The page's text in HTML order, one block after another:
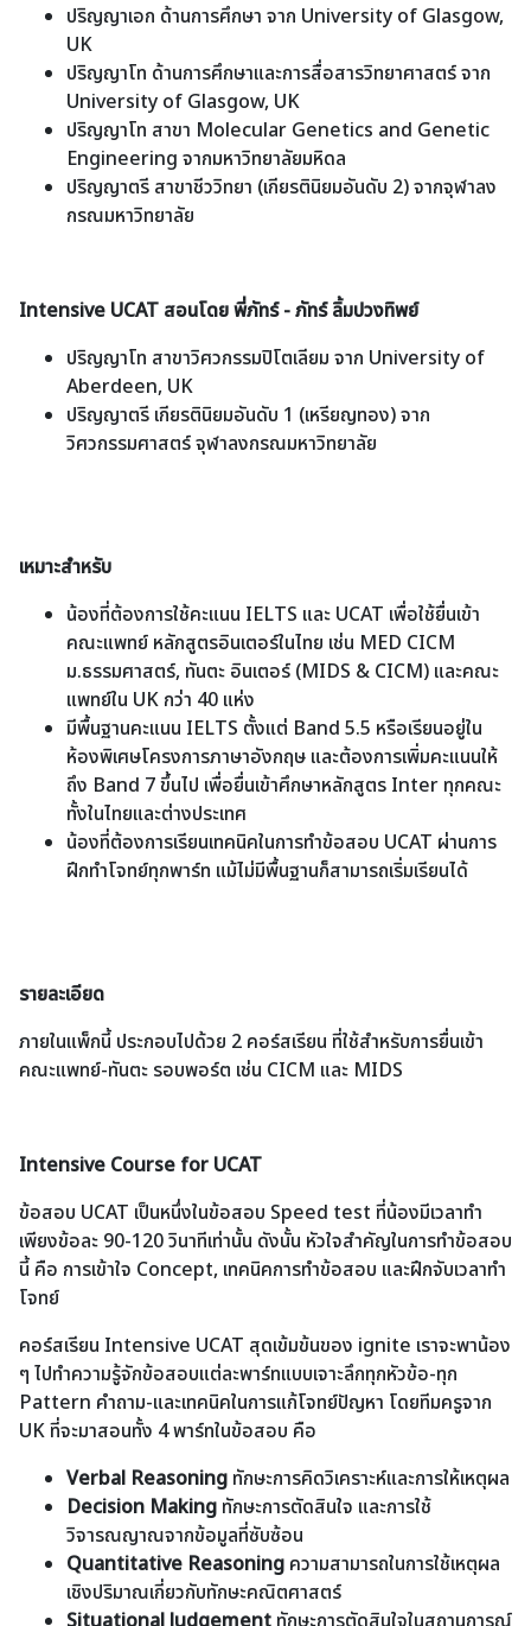
ปริญญาเอก ด้านการศึกษา จาก University of Glasgow,
UK
ปริญญาโท ด้านการศึกษาและการสื่อสารวิทยาศาสตร์ จาก
University of Glasgow, UK
ปริญญาโท สาขา Molecular Genetics and Genetic
Engineering จากมหาวิทยาลัยมหิดล
ปริญญาตรี สาขาชีววิทยา (เกียรตินิยมอันดับ 2) จากจุฬาลง
กรณมหาวิทยาลัย
Intensive UCAT สอนโดย พี่ภัทร์ - ภัทร์ ลิ้มปวงทิพย์
ปริญญาโท สาขาวิศวกรรมปิโตเลียม จาก University of
Aberdeen, UK
ปริญญาตรี เกียรตินิยมอันดับ 1 (เหรียญทอง) จาก
วิศวกรรมศาสตร์ จุฬาลงกรณมหาวิทยาลัย
เหมาะสำหรับ
น้องที่ต้องการใช้คะแนน IELTS และ UCAT เพื่อใช้ยื่นเข้า
คณะแพทย์ หลักสูตรอินเตอร์ในไทย เช่น MED CICM
ม.ธรรมศาสตร์, ทันตะ อินเตอร์ (MIDS & CICM) และคณะ
แพทย์ใน UK กว่า 40 แห่ง
มีพื้นฐานคะแนน IELTS ตั้งแต่ Band 5.5 หรือเรียนอยู่ใน
ห้องพิเศษโครงการภาษาอังกฤษ และต้องการเพิ่มคะแนนให้
ถึง Band 7 ขึ้นไป เพื่อยื่นเข้าศึกษาหลักสูตร Inter ทุกคณะ
ทั้งในไทยและต่างประเทศ
น้องที่ต้องการเรียนเทคนิคในการทำข้อสอบ UCAT ผ่านการ
ฝึกทำโจทย์ทุกพาร์ท แม้ไม่มีพื้นฐานก็สามารถเริ่มเรียนได้
รายละเอียด
ภายในแพ็กนี้ ประกอบไปด้วย 2 คอร์สเรียน ที่ใช้สำหรับการยื่นเข้า
คณะแพทย์-ทันตะ รอบพอร์ต เช่น CICM และ MIDS
Intensive Course for UCAT
ข้อสอบ UCAT เป็นหนึ่งในข้อสอบ Speed test ที่น้องมีเวลาทำ
เพียงข้อละ 90-120 วินาทีเท่านั้น ดังนั้น หัวใจสำคัญในการทำข้อสอบ
นี้ คือ การเข้าใจ Concept, เทคนิคการทำข้อสอบ และฝึกจับเวลาทำ
โจทย์
คอร์สเรียน Intensive UCAT สุดเข้มข้นของ ignite เราจะพาน้อง
ๆ ไปทำความรู้จักข้อสอบแต่ละพาร์ทแบบเจาะลึกทุกหัวข้อ-ทุก
Pattern คำถาม-และเทคนิคในการแก้โจทย์ปัญหา โดยทีมครูจาก
UK ที่จะมาสอนทั้ง 4 พาร์ทในข้อสอบ คือ
Verbal Reasoning ทักษะการคิดวิเคราะห์และการให้เหตุผล
Decision Making ทักษะการตัดสินใจ และการใช้
วิจารณญาณจากข้อมูลที่ซับซ้อน
Quantitative Reasoning ความสามารถในการใช้เหตุผล
เชิงปริมาณเกี่ยวกับทักษะคณิตศาสตร์
Situational Judgement ทักษะการตัดสินใจในสถานการณ์